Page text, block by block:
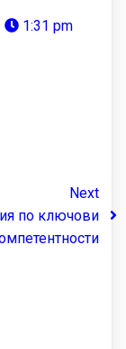
1:31 pm
Next
по ключови